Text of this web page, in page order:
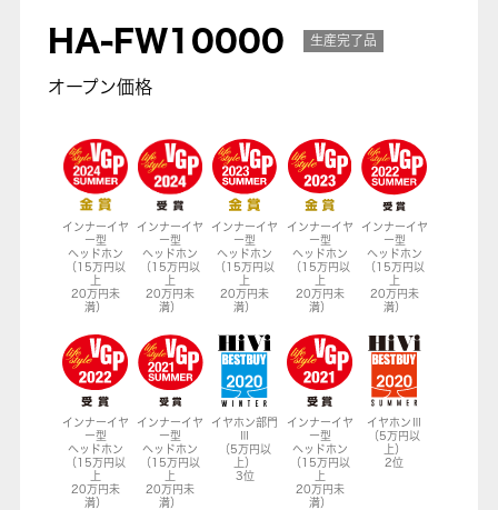
HA-FW10000 生産完了品
オープン価格
インナーイヤ
ー型
ヘッドホン
（15万円以
上
20万円未
満）
インナーイヤ
ー型
ヘッドホン
（15万円以
上
20万円未
満）
インナーイヤ
ー型
ヘッドホン
（15万円以
上
20万円未
満）
インナーイヤ
ー型
ヘッドホン
（15万円以
上
20万円未
満）
インナーイヤ
ー型
ヘッドホン
（15万円以
上
20万円未
満）
インナーイヤ
ー型
ヘッドホン
（15万円以
上
20万円未
満）
インナーイヤ
ー型
ヘッドホン
（15万円以
上
20万円未
満）
イヤホン部門
Ⅲ
（5万円以
上）
3位
インナーイヤ
ー型
ヘッドホン
（15万円以
上
20万円未
満）
イヤホンⅢ
（5万円以
上）
2位